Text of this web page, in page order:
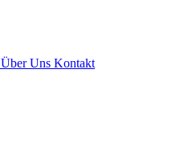
Über Uns Kontakt